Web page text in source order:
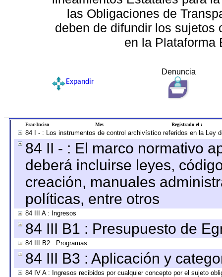
las Obligaciones de
deben de difundir los sujetos
en la Plataforma
Denuncia
Expandir
Frac-Inciso Mes Registrado el :
84 I - : Los instrumentos de control archivístico referidos en la Ley
84 II - : El marco normativo
deberá incluirse leyes,
creación, manuales
políticas, entre otros
84 III A : Ingresos
84 III B1 : Presupuesto de
84 III B2 : Programas
84 III B3 : Aplicación y
84 IV A : Ingresos recibidos por cualquier concepto por el sujeto